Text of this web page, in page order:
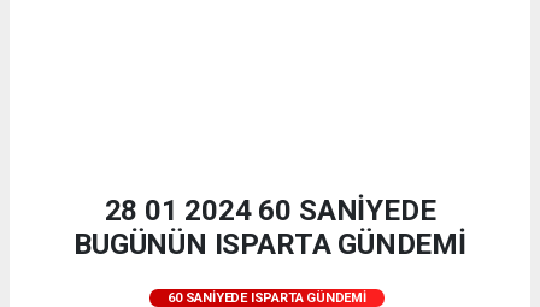
28 01 2024 60 SANİYEDE
BUGÜNÜN ISPARTA GÜNDEMİ
60 SANIYEDE ISPARTA GÜNDEMI